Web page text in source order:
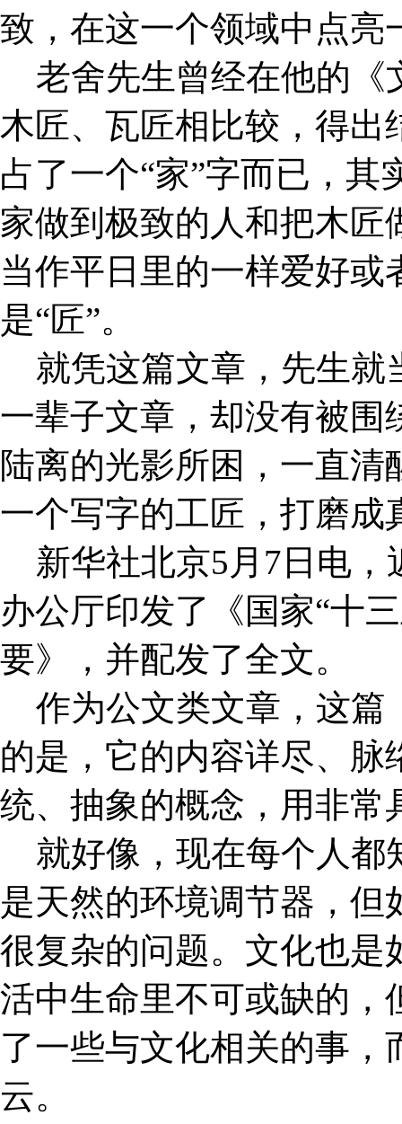
致，在这一个领域中点亮
老舍先生曾经在他的《
木匠、瓦匠相比较，得出
占了一个“家”字而已，
家做到极致的人和把木
当作平日里的一样爱好
是“匠”。
就凭这篇文章，先生就
一辈子文章，却没有被围
陆离的光影所困，一直
一个写字的工匠，打磨成
新华社北京5月7日电，
办公厅印发了《国家“十
要》，并配发了全文。
作为公文类文章，这篇
的是，它的内容详尽、脉
统、抽象的概念，用非常
就好像，现在每个人都
是天然的环境调节器，
很复杂的问题。文化也是
活中生命里不可或缺的，
了一些与文化相关的事
云。